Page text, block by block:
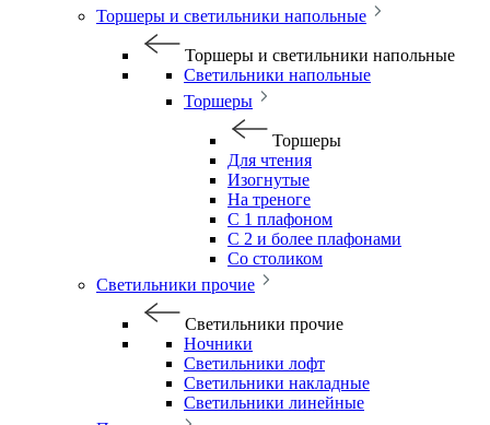
Торшеры и светильники напольные
Торшеры и светильники напольные
Светильники напольные
Торшеры
Торшеры
Для чтения
Изогнутые
На треноге
С 1 плафоном
С 2 и более плафонами
Со столиком
Светильники прочие
Светильники прочие
Ночники
Светильники лофт
Светильники накладные
Светильники линейные